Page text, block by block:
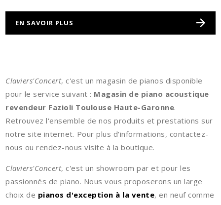
EN SAVOIR PLUS
Claviers'Concert, c'est un magasin de pianos disponible
pour le service suivant : Magasin de piano acoustique
revendeur Fazioli Toulouse Haute-Garonne.
Retrouvez l'ensemble de nos produits et prestations sur
notre site internet. Pour plus d'informations, contactez-
nous ou rendez-nous visite à la boutique.
Claviers'Concert, c'est un showroom par et pour les
passionnés de piano. Nous vous proposerons un large
choix de pianos d'exception à la vente, en neuf comme